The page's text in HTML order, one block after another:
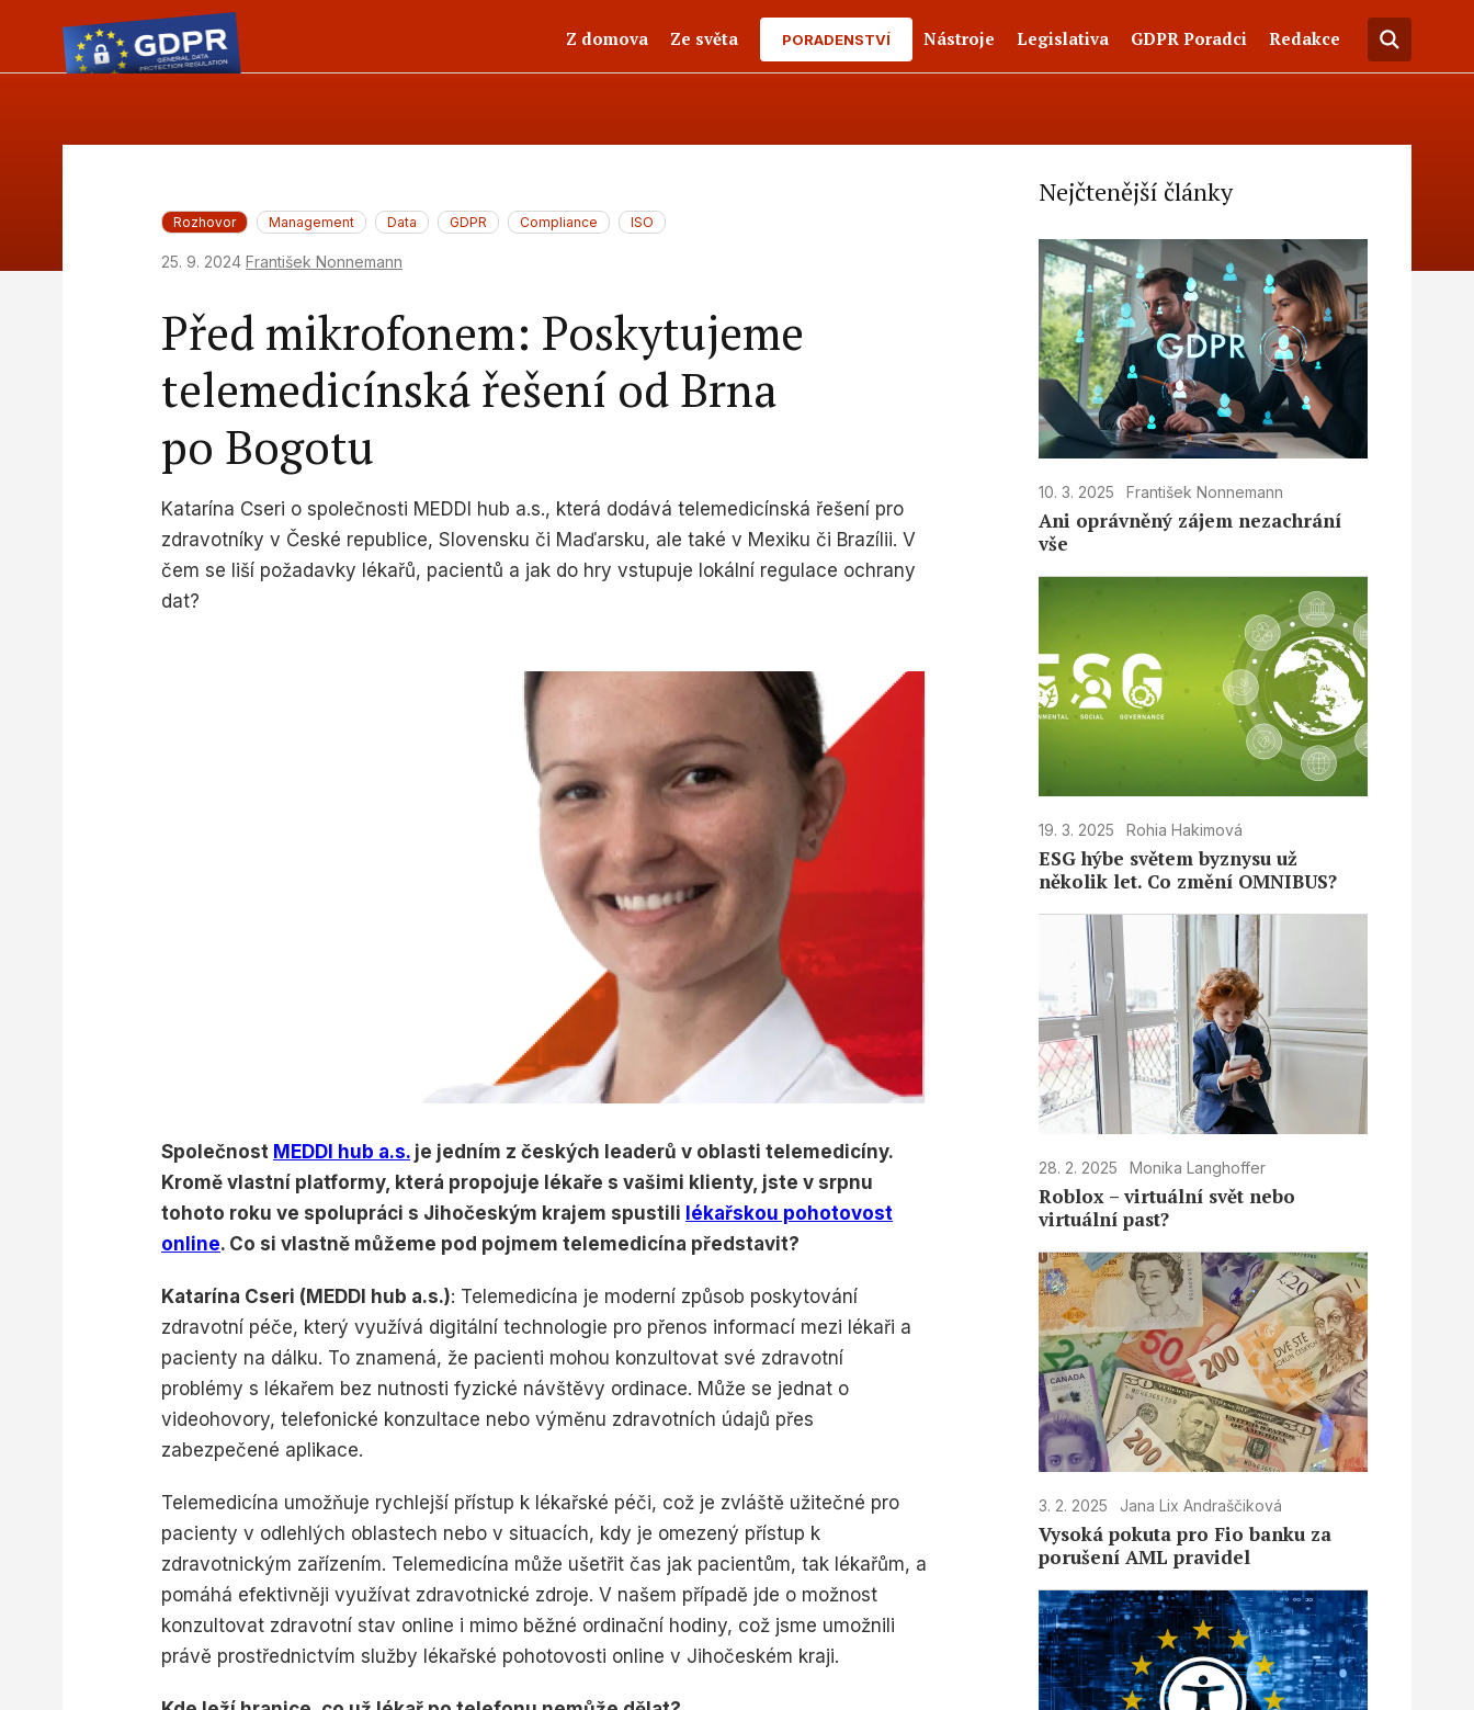
Z domova Ze světa PORADENSTVÍ Nástroje Legislativa GDPR Poradci Redakce
Rozhovor Management Data GDPR Compliance ISO
25. 9. 2024 František Nonnemann
Před mikrofonem: Poskytujeme
telemedicínská řešení od Brna
po Bogotu
Katarína Cseri o společnosti MEDDI hub a.s., která dodává telemedicínská řešení pro
zdravotníky v České republice, Slovensku či Maďarsku, ale také v Mexiku či Brazílii. V
čem se liší požadavky lékařů, pacientů a jak do hry vstupuje lokální regulace ochrany
dat?
Společnost MEDDI hub a.s. je jedním z českých leaderů v oblasti telemedicíny.
Kromě vlastní platformy, která propojuje lékaře s vašimi klienty, jste v srpnu
tohoto roku ve spolupráci s Jihočeským krajem spustili lékařskou pohotovost
online. Co si vlastně můžeme pod pojmem telemedicína představit?
Katarína Cseri (MEDDI hub a.s.): Telemedicína je moderní způsob poskytování
zdravotní péče, který využívá digitální technologie pro přenos informací mezi lékaři a
pacienty na dálku. To znamená, že pacienti mohou konzultovat své zdravotní
problémy s lékařem bez nutnosti fyzické návštěvy ordinace. Může se jednat o
videohovory, telefonické konzultace nebo výměnu zdravotních údajů přes
zabezpečené aplikace.
Telemedicína umožňuje rychlejší přístup k lékařské péči, což je zvláště užitečné pro
pacienty v odlehlých oblastech nebo v situacích, kdy je omezený přístup k
zdravotnickým zařízením. Telemedicína může ušetřit čas jak pacientům, tak lékařům, a
pomáhá efektivněji využívat zdravotnické zdroje. V našem případě jde o možnost
konzultovat zdravotní stav online i mimo běžné ordinační hodiny, což jsme umožnili
právě prostřednictvím služby lékařské pohotovosti online v Jihočeském kraji.
Nejčtenější články
10. 3. 2025 František Nonnemann
Ani oprávněný zájem nezachrání
vše
19. 3. 2025 Rohia Hakimová
ESG hýbe světem byznysu už
několik let. Co změní OMNIBUS?
28. 2. 2025 Monika Langhoffer
Roblox – virtuální svět nebo
virtuální past?
3. 2. 2025 Jana Lix Andraščiková
Vysoká pokuta pro Fio banku za
porušení AML pravidel